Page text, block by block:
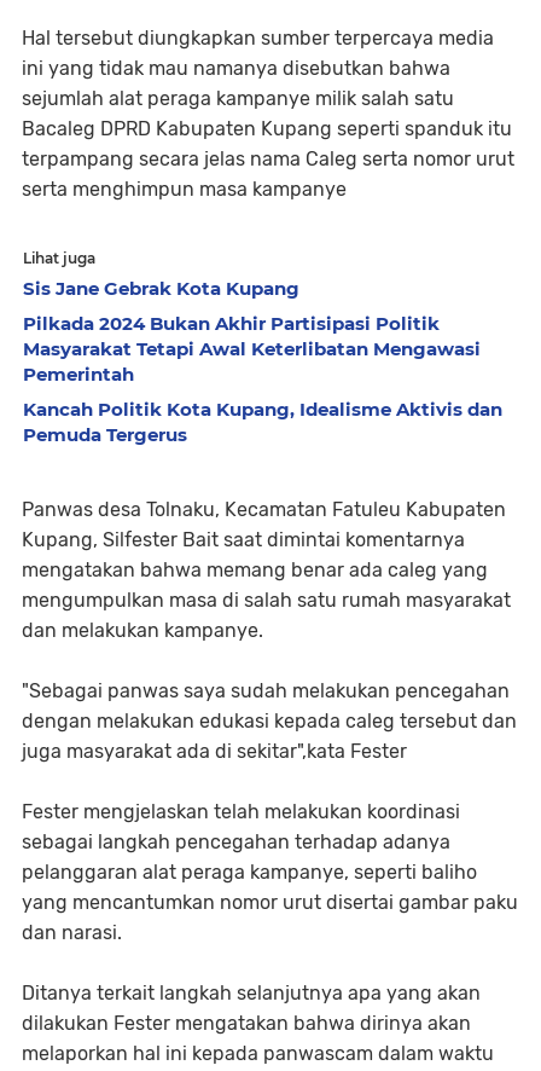
Hal tersebut diungkapkan sumber terpercaya media
ini yang tidak mau namanya disebutkan bahwa
sejumlah alat peraga kampanye milik salah satu
Bacaleg DPRD Kabupaten Kupang seperti spanduk itu
terpampang secara jelas nama Caleg serta nomor urut
serta menghimpun masa kampanye
Lihat juga
Sis Jane Gebrak Kota Kupang
Pilkada 2024 Bukan Akhir Partisipasi Politik
Masyarakat Tetapi Awal Keterlibatan Mengawasi
Pemerintah
Kancah Politik Kota Kupang, Idealisme Aktivis dan
Pemuda Tergerus
Panwas desa Tolnaku, Kecamatan Fatuleu Kabupaten
Kupang, Silfester Bait saat dimintai komentarnya
mengatakan bahwa memang benar ada caleg yang
mengumpulkan masa di salah satu rumah masyarakat
dan melakukan kampanye.
"Sebagai panwas saya sudah melakukan pencegahan
dengan melakukan edukasi kepada caleg tersebut dan
juga masyarakat ada di sekitar",kata Fester
Fester mengjelaskan telah melakukan koordinasi
sebagai langkah pencegahan terhadap adanya
pelanggaran alat peraga kampanye, seperti baliho
yang mencantumkan nomor urut disertai gambar paku
dan narasi.
Ditanya terkait langkah selanjutnya apa yang akan
dilakukan Fester mengatakan bahwa dirinya akan
melaporkan hal ini kepada panwascam dalam waktu